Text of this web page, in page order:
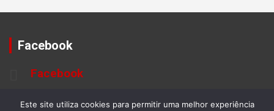
Facebook
Facebook
Este site utiliza cookies para permitir uma melhor experiência